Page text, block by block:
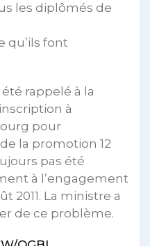
les diplômés de
qu’ils font
rappelé à la
à
pour
la promotion 12
pas été
à l’engagement
2011. La ministre a
de ce problème.